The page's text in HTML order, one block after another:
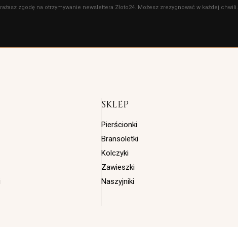
zgodę na otrzymywanie newslettera Złoto24. Możesz zrezygnować w każdej chwili.
SKLEP
Pierścionki
Bransoletki
Kolczyki
Zawieszki
Naszyjniki